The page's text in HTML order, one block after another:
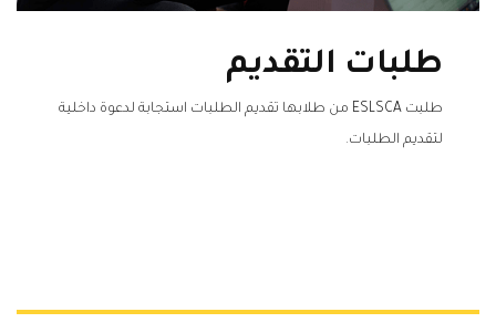
طلبات التقديم
طلبت ESLSCA من طلابها تقديم الطلبات استجابة لدعوة داخلية
لتقديم الطلبات.